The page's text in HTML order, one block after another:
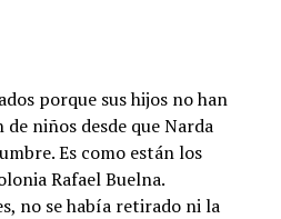
porque sus hijos no han
niños desde que Narda
Es como están los
Rafael Buelna.
no se había retirado ni la